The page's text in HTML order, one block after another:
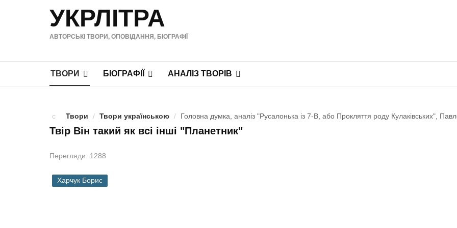
УКРЛІТРА
АВТОРСЬКІ ТВОРИ, ОПОВІДАННЯ, БІОГРАФІЇ
ТВОРИ БІОГРАФІЇ АНАЛІЗ ТВОРІВ
Твори / Твори українською / Головна думка, аналіз "Русалонька із 7-В, або Прокляття роду Кулаківських",
Твір Він такий як всі інші "Планетник"
Перегляди: 1288
Харчук Борис